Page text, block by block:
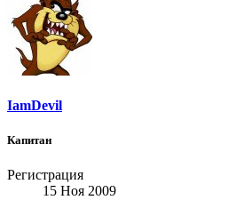
IamDevil
Капитан
Регистрация
15 Ноя 2009